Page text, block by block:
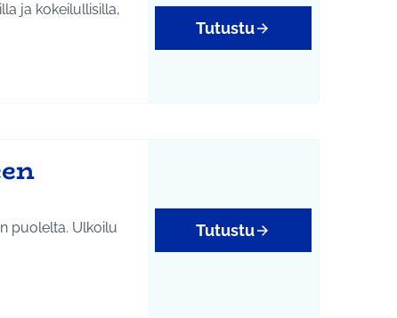
ja kokeilullisilla,
Tutustu
puolelta. Ulkoilu
Tutustu